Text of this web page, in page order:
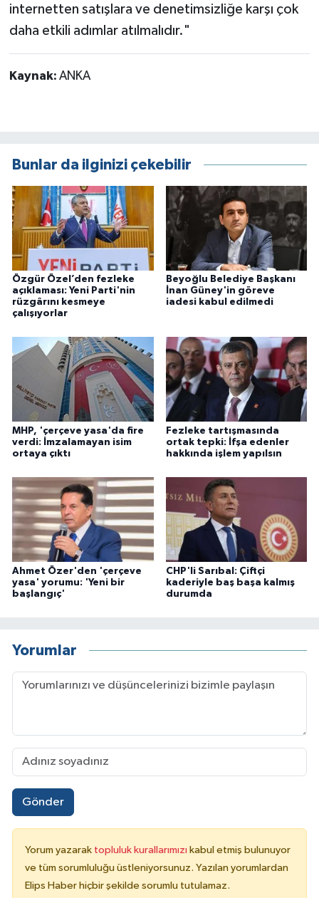
internetten satışlara ve denetimsizliğe karşı çok
daha etkili adımlar atılmalıdır."
Kaynak: ANKA
Bunlar da ilginizi çekebilir
Özgür Özel’den fezleke
açıklaması: Yeni Parti'nin
rüzgârını kesmeye
çalışıyorlar
Beyoğlu Belediye Başkanı
İnan Güney'in göreve
iadesi kabul edilmedi
MHP, 'çerçeve yasa'da fire
verdi: İmzalamayan isim
ortaya çıktı
Fezleke tartışmasında
ortak tepki: İfşa edenler
hakkında işlem yapılsın
Ahmet Özer'den 'çerçeve
yasa' yorumu: 'Yeni bir
başlangıç'
CHP'li Sarıbal: Çiftçi
kaderiyle baş başa kalmış
durumda
Yorumlar
Gönder
Yorum yazarak topluluk kurallarımızı kabul etmiş bulunuyor
ve tüm sorumluluğu üstleniyorsunuz. Yazılan yorumlardan
Elips Haber hiçbir şekilde sorumlu tutulamaz.